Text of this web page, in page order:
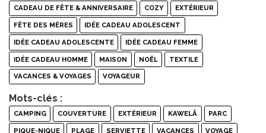
CADEAU DE FÊTE & ANNIVERSAIRE COZY EXTÉRIEUR
FÊTE DES MÈRES IDÉE CADEAU ADOLESCENT
IDÉE CADEAU ADOLESCENTE IDÉE CADEAU FEMME
IDÉE CADEAU HOMME MAISON NOËL TEXTILE
VACANCES & VOYAGES VOYAGEUR
Mots-clés :
CAMPING COUVERTURE EXTÉRIEUR KAWELÄ PARC
PIQUE-NIQUE PLAGE SERVIETTE VACANCES VOYAGE